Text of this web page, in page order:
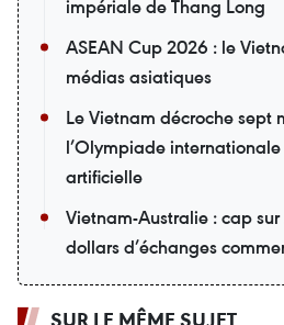
impériale de Thang Long
ASEAN Cup 2026 : le
médias asiatiques
Le Vietnam décroche sept
l’Olympiade
artificielle
Vietnam-Australie : cap
dollars d’échanges
SUR LE MÊME SUJET